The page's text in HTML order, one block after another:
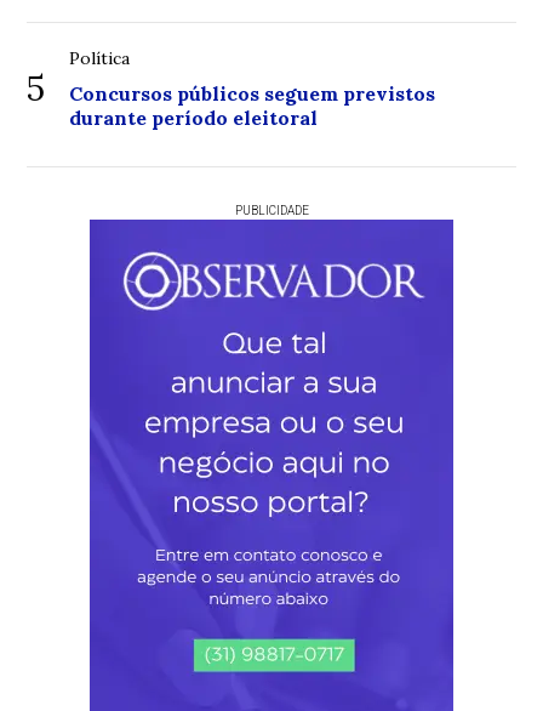
5
Política
Concursos públicos seguem previstos
durante período eleitoral
PUBLICIDADE